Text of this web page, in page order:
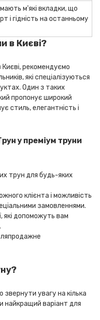
м'які вкладки, що
і гідність на останньому
в Києві?
рекомендуємо
які спеціалізуються
Один з таких
пропонує широкий
стиль, елегантність і
у преміум труни
трун для будь-яких
клієнта і можливість
замовленнями.
які допоможуть вам
звернути увагу на кілька
найкращий варіант для